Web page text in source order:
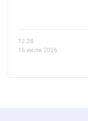
12.28
16 июля 2026